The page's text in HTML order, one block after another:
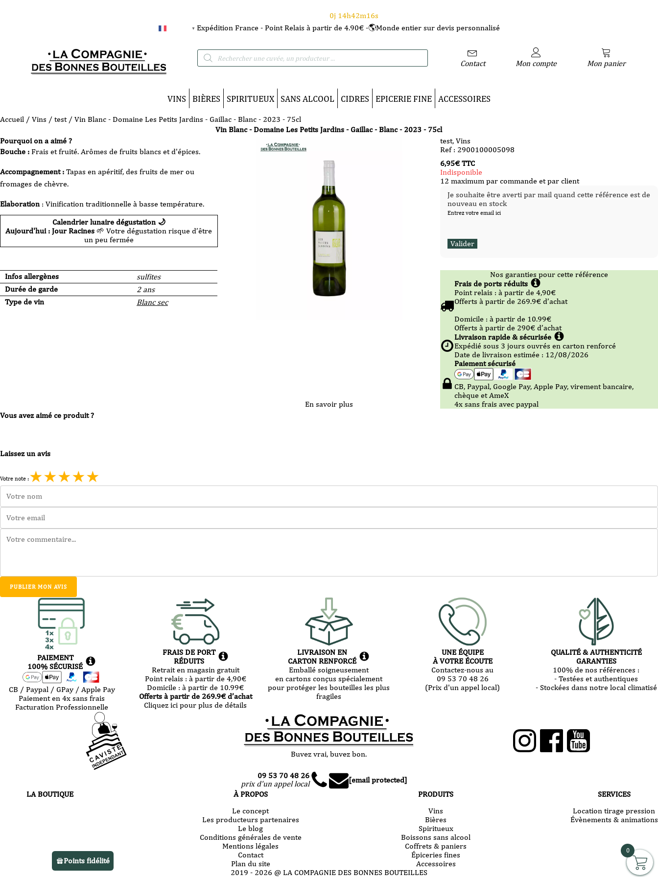
0j 14h42m15s
▼ Expédition France - Point Relais à partir de 4.90€ -🌎Monde entier sur devis personnalisé
Recherche
de
Contact Mon compte Mon panier
VINS BIÈRES SPIRITUEUX SANS ALCOOL CIDRES EPICERIE FINE ACCESSOIRES
Accueil / Vins / test/ Vin Blanc - Domaine Les Petits Jardins - Gaillac - Blanc - 2023 - 75cl
Vin Blanc - Domaine Les Petits Jardins - Gaillac - Blanc - 2023 - 75cl
Pourquoi on a aimé ?
Bouche : Frais et fruité. Arômes de fruits blancs et d'épices.
Accompagnement : Tapas en apéritif, des fruits de mer ou
fromages de chèvre.
Elaboration : Vinification traditionnelle à basse température.
Calendrier lunaire dégustation 🌙
Aujourd'hui : Jour Racines 🌱 Votre dégustation risque d’être
un peu fermée
Infos allergènes
sulfites
Durée de garde
2 ans
Type de vin
Blanc sec
test,Vins
Ref : 2900100005098
6,95€ TTC
Indisponible
12 maximum par commande et par client
Je souhaite être averti par mail quand cette référence est de
nouveau en stock
Entrez votre email ici
Nos garanties pour cette référence
Frais de ports réduits
Point relais :à partir de 4,90€
Offerts à partir de 269.9€ d’achat
Domicile :à partir de 10.99€
Offerts à partir de 290€ d’achat
Livraison rapide & sécurisée
Expédié sous 3 jours ouvrés en carton renforcé
Date de livraison estimée : 12/08/2026
Paiement sécurisé
CB, Paypal, Google Pay, Apple Pay, virement bancaire,
chèque et AmeX
4x sans frais avec paypal
En savoir plus
Vous avez aimé ce produit ?
Laissez un avis
Votre note :★★★★★
PUBLIER MON AVIS
PAIEMENT
100% SÉCURISÉ
CB / Paypal / GPay / Apple Pay
Paiement en 4x sans frais
Facturation Professionnelle
FRAIS DE PORT
RÉDUITS
Retrait en magasin gratuit
Point relais : à partir de 4,90€
Domicile :à partir de 10.99€
Offerts à partir de 269.9€ d’achat
Cliquez ici pour plus de détails
LIVRAISON EN
CARTON RENFORCÉ
Emballé soigneusement
en cartons conçus spécialement
pour protéger les bouteilles les plus
fragiles
UNE ÉQUIPE
À VOTRE ÉCOUTE
Contactez-nous au
09 53 70 48 26
(Prix d'un appel local)
QUALITÉ & AUTHENTICITÉ
GARANTIES
100% de nos références :
- Testées et authentiques
- Stockées dans notre local climatisé
Buvez vrai, buvez bon.
09 53 70 48 26
prix d'un appel local
[email protected]
LA BOUTIQUE
de 10h à 13h
et de 14h à 22h
À PROPOS
Le concept
Les producteurs partenaires
Le blog
Conditions générales de vente
Mentions légales
Contact
Plan du site
PRODUITS
Vins
Bières
Spiritueux
Boissons sans alcool
Coffrets & paniers
Épiceries fines
Accessoires
SERVICES
Location tirage pression
Évènements & animations
2019 - 2026 @ LA COMPAGNIE DES BONNES BOUTEILLES
Points fidélité
0